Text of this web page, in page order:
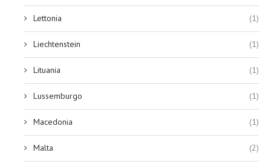
Lettonia (1)
Liechtenstein (1)
Lituania (1)
Lussemburgo (1)
Macedonia (1)
Malta (2)